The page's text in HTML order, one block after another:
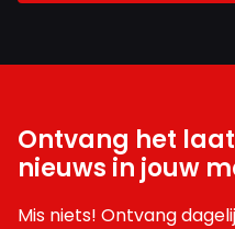
Ontvang het
nieuws in jouw
Mis niets! Ontvang